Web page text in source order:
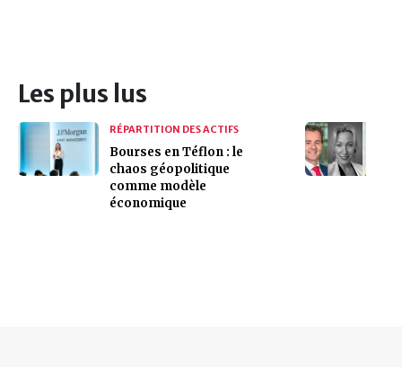
Les plus lus
RÉPARTITION DES ACTIFS
Bourses en Téflon : le
chaos géopolitique
comme modèle
économique